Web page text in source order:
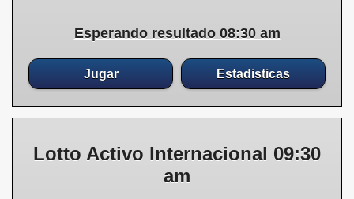
Esperando resultado 08:30 am
Jugar Estadisticas
Lotto Activo Internacional 09:30
am